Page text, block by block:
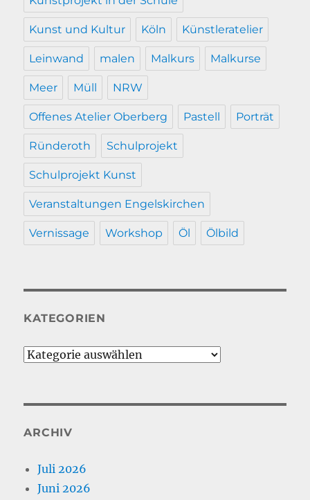
Kunst und Kultur Köln Künstleratelier
Leinwand malen Malkurs Malkurse
Meer Müll NRW
Offenes Atelier Oberberg Pastell Porträt
Ründeroth Schulprojekt
Schulprojekt Kunst
Veranstaltungen Engelskirchen
Vernissage Workshop Öl Ölbild
KATEGORIEN
Kategorien
ARCHIV
Juli 2026
Juni 2026